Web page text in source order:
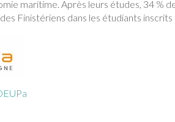
maritime. Après leurs études, 34 %
Finistériens dans les étudiants inscrits